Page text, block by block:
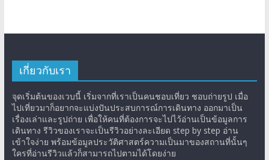
เกี่ยวกับเรา
จุดเริ่มต้นของเวบนี้ เริ่มจากที่เราเป็นคนชอบเที่ยว ชอบถ่ายรูป เมื่อ
ไปเที่ยวมาก็อยากจะแบ่งปันประสบการณ์การเดินทาง ออกมาเป็น
เรื่องเล่าและรูปถ่าย เพื่อให้คนที่ต้องการจะไปไว้อ่านเป็นข้อมูลการ
เดินทาง รีวิวของเราจะเป็นรีวิวอย่างละเอียด step by step อ่าน
เข้าใจง่าย พร้อมข้อมูลประวัติศาสตร์ความเป็นมาของสถานที่นั้นๆ
ใครที่อ่านรีวิวแล้วก็สามารถไปตามได้โดยง่าย